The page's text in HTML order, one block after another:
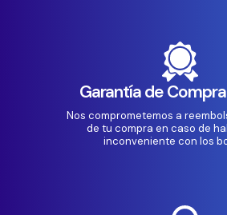
Garantía de
Nos comprometemos a
de tu compra en caso de
inconveniente con los